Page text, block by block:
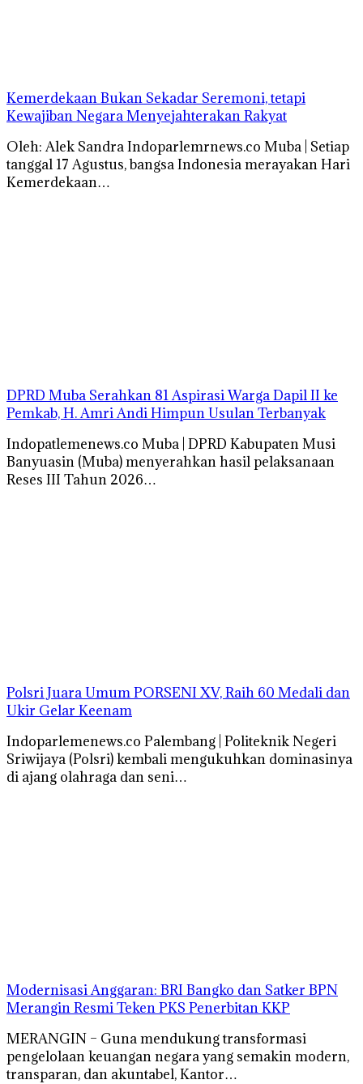
Kemerdekaan Bukan Sekadar Seremoni, tetapi
Kewajiban Negara Menyejahterakan Rakyat
Oleh: Alek Sandra Indoparlemrnews.co Muba | Setiap
tanggal 17 Agustus, bangsa Indonesia merayakan Hari
Kemerdekaan…
DPRD Muba Serahkan 81 Aspirasi Warga Dapil II ke
Pemkab, H. Amri Andi Himpun Usulan Terbanyak
Indopatlemenews.co Muba | DPRD Kabupaten Musi
Banyuasin (Muba) menyerahkan hasil pelaksanaan
Reses III Tahun 2026…
Polsri Juara Umum PORSENI XV, Raih 60 Medali dan
Ukir Gelar Keenam
Indoparlemenews.co Palembang | Politeknik Negeri
Sriwijaya (Polsri) kembali mengukuhkan dominasinya
di ajang olahraga dan seni…
Modernisasi Anggaran: BRI Bangko dan Satker BPN
Merangin Resmi Teken PKS Penerbitan KKP
MERANGIN – Guna mendukung transformasi
pengelolaan keuangan negara yang semakin modern,
transparan, dan akuntabel, Kantor…